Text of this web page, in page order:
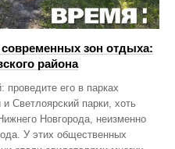
зон отдыха:
района
его в парках
Светлоярский парки, хоть
Новгорода, неизменно
У этих общественных